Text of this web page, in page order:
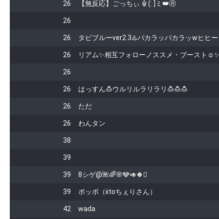
26 【無反応】ごっちぃ 🏮(: ]ミ👑Ⓡ
26
26 タピブルーver2.3♨️パカラッパカラッwヒヒ
26 リアム✨相互フォローノススメ・ブースト☺✨
26
26 はっすん🍮ウルリルラリラリ🍮🍮🍮
26 ただ
26 わんタン
38
39
39 8シゲ@🌺🌈🌸🩶🥑🍀🪉
39 ポッポ（iitoちぇりさん）
42 wada